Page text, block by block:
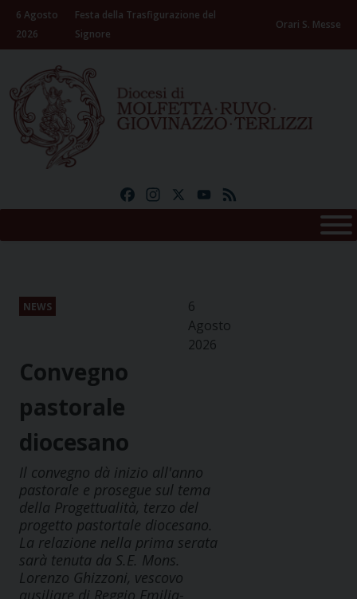
Skip
content
6 Agosto
2026
Festa della Trasfigurazione del
Signore
Orari S. Messe
FacebookInstagramYouTube
NEWS
6
Agosto
2026
Convegno
pastorale
diocesano
Il convegno dà inizio all'anno
pastorale e prosegue sul tema
della Progettualità, terzo del
progetto pastortale diocesano.
La relazione nella prima serata
sarà tenuta da S.E. Mons.
Lorenzo Ghizzoni, vescovo
ausiliare di Reggio Emilia-